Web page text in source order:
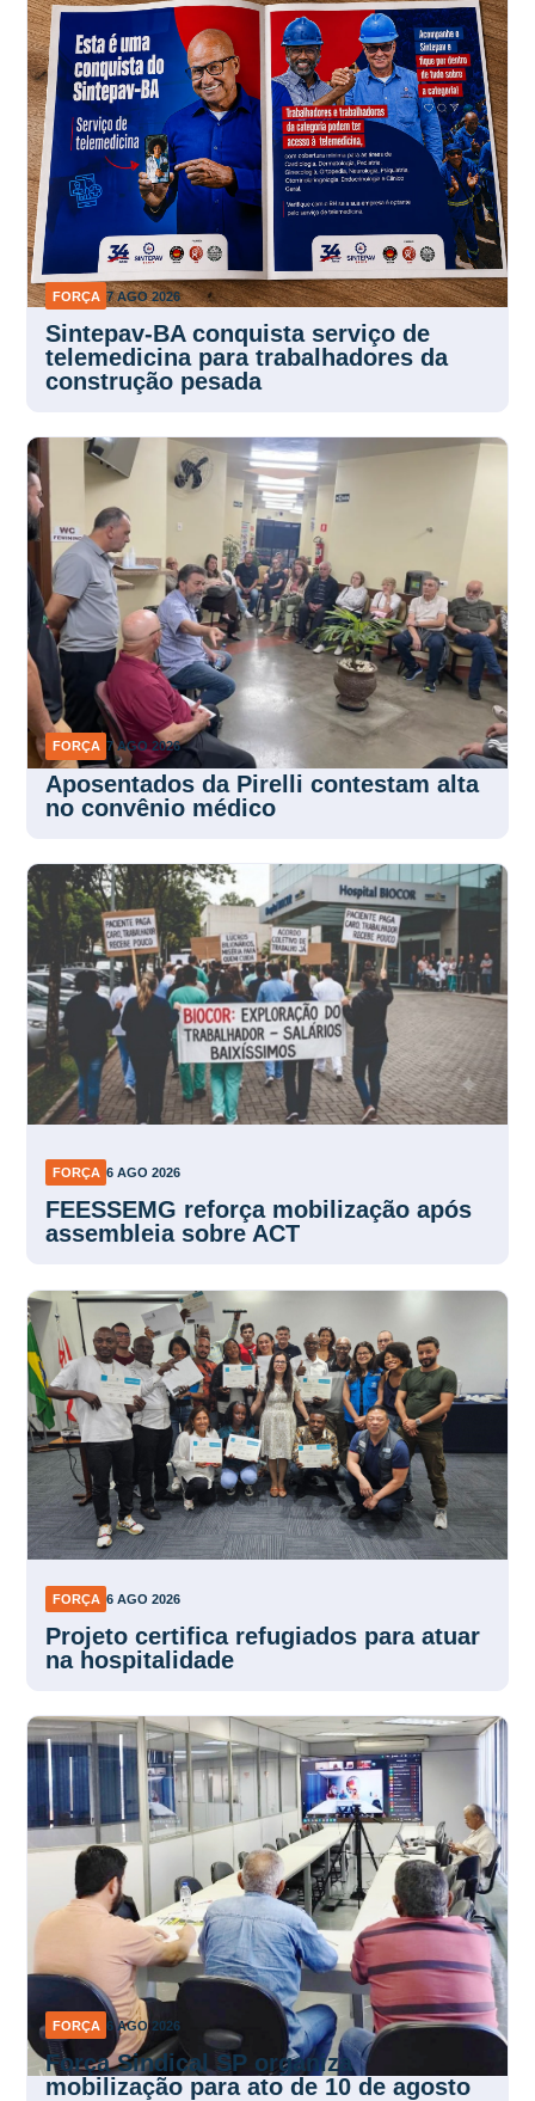
FORÇA 7 AGO 2026
Sintepav-BA conquista serviço de
telemedicina para trabalhadores da
construção pesada
FORÇA 7 AGO 2026
Aposentados da Pirelli contestam alta
no convênio médico
FORÇA 6 AGO 2026
FEESSEMG reforça mobilização após
assembleia sobre ACT
FORÇA 6 AGO 2026
Projeto certifica refugiados para atuar
na hospitalidade
FORÇA 6 AGO 2026
Força Sindical SP organiza
mobilização para ato de 10 de agosto